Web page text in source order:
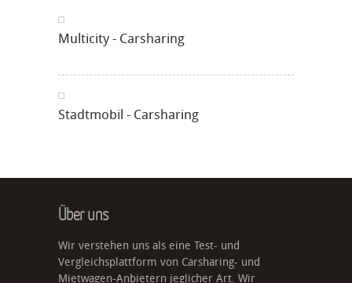
Multicity - Carsharing
Stadtmobil - Carsharing
Über uns
Wir verstehen uns als eine Test- und
Vergleichsplattform von Carsharing- und
Mietwagen-Anbietern jeglicher Art. Wir